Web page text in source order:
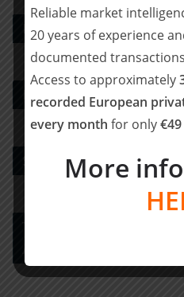
PE DEALS EUROPE
M&A-Beratungshaus
Strategy Consulting
Tax Advisory Services and
Advisory
Reliable market
20 years of experience
documented
Access to approximately
recorded European
every month for only
More